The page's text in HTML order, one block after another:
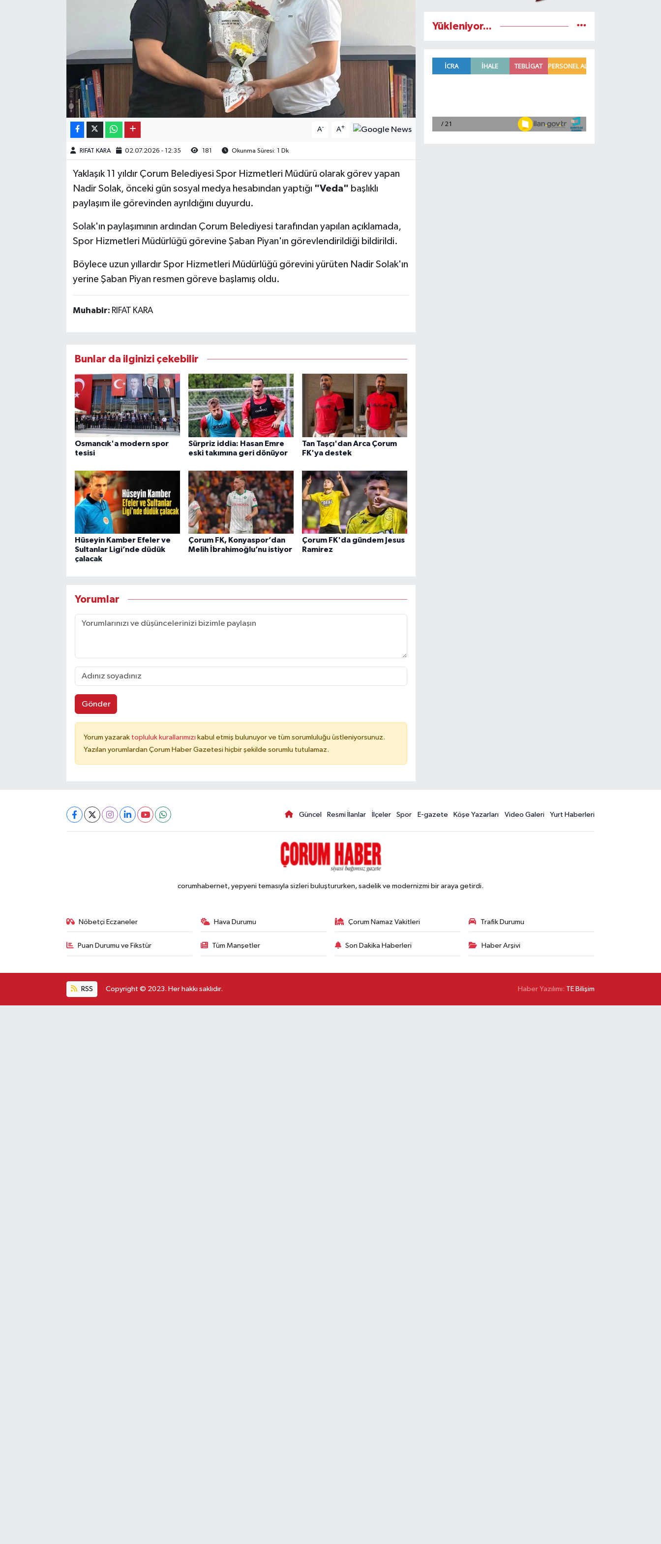
A- A+
RIFAT KARA 02.07.2026 - 12:35 181 Okunma Süresi: 1 Dk
Yaklaşık 11 yıldır Çorum Belediyesi Spor Hizmetleri Müdürü olarak görev yapan
Nadir Solak, önceki gün sosyal medya hesabından yaptığı "Veda" başlıklı
paylaşım ile görevinden ayrıldığını duyurdu.
Solak'ın paylaşımının ardından Çorum Belediyesi tarafından yapılan açıklamada,
Spor Hizmetleri Müdürlüğü görevine Şaban Piyan'ın görevlendirildiği bildirildi.
Böylece uzun yıllardır Spor Hizmetleri Müdürlüğü görevini yürüten Nadir Solak'ın
yerine Şaban Piyan resmen göreve başlamış oldu.
Muhabir: RIFAT KARA
Bunlar da ilginizi çekebilir
Osmancık'a modern spor
tesisi
Sürpriz iddia: Hasan Emre
eski takımına geri dönüyor
Tan Taşçı'dan Arca Çorum
FK'ya destek
Hüseyin Kamber Efeler ve
Sultanlar Ligi’nde düdük
çalacak
Çorum FK, Konyaspor’dan
Melih İbrahimoğlu’nu istiyor
Çorum FK'da gündem Jesus
Ramirez
Yorumlar
Gönder
Yorum yazarak topluluk kurallarımızı kabul etmiş bulunuyor ve tüm sorumluluğu üstleniyorsunuz.
Yazılan yorumlardan Çorum Haber Gazetesi hiçbir şekilde sorumlu tutulamaz.
Yükleniyor...
Güncel Resmi İlanlar İlçeler Spor E-gazete Köşe Yazarları Video Galeri Yurt Haberleri
corumhabernet, yepyeni temasıyla sizleri buluştururken, sadelik ve modernizmi bir araya getirdi.
Nöbetçi Eczaneler Hava Durumu Çorum Namaz Vakitleri Trafik Durumu
Puan Durumu ve Fikstür Tüm Manşetler Son Dakika Haberleri Haber Arşivi
RSS Copyright © 2023. Her hakkı saklıdır. Haber Yazılımı: TE Bilişim